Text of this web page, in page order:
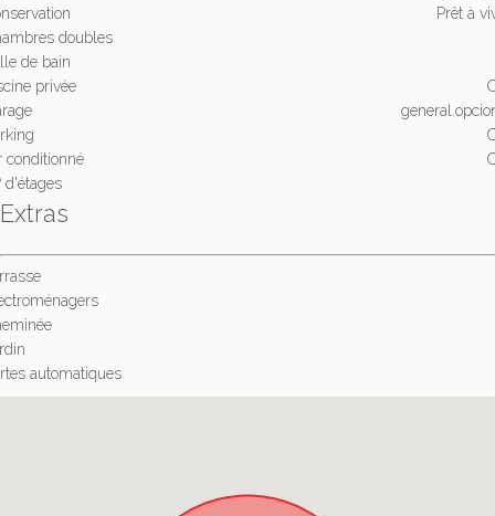
Prêt à
doubles
de bain
privée
conditionné
d'étages
Extras
automatiques